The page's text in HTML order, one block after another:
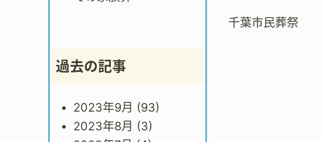
過去の記事
2023年9月 (93)
2023年8月 (3)
千葉市民葬祭